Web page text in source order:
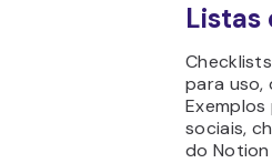
Listas
para uso,
sociais,
do